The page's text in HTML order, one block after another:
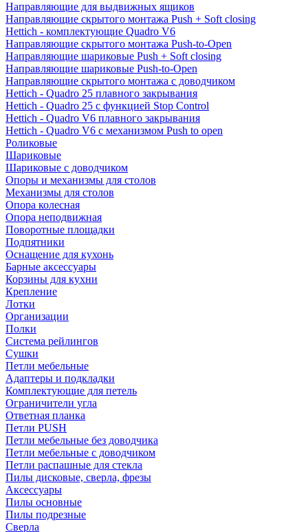
Направляющие для выдвижных ящиков
Направляющие скрытого монтажа Push + Soft closing
Hettich - комплектующие Quadro V6
Направляющие скрытого монтажа Push-to-Open
Направляющие шариковые Push + Soft closing
Направляющие шариковые Push-to-Open
Направляющие скрытого монтажа с доводчиком
Hettich - Quadro 25 плавного закрывания
Hettich - Quadro 25 с функцией Stop Control
Hettich - Quadro V6 плавного закрывания
Hettich - Quadro V6 с механизмом Push to open
Роликовые
Шариковые
Шариковые с доводчиком
Опоры и механизмы для столов
Механизмы для столов
Опора колесная
Опора неподвижная
Поворотные площадки
Подпятники
Оснащение для кухонь
Барные аксессуары
Корзины для кухни
Крепление
Лотки
Организации
Полки
Система рейлингов
Сушки
Петли мебельные
Адаптеры и подкладки
Комплектующие для петель
Ограничители угла
Ответная планка
Петли PUSH
Петли мебельные без доводчика
Петли мебельные с доводчиком
Петли распашные для стекла
Пилы дисковые, сверла, фрезы
Аксессуары
Пилы основные
Пилы подрезные
Сверла